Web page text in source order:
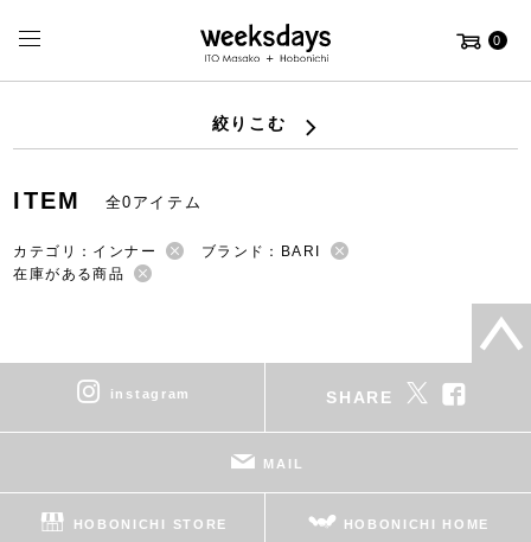
0
絞りこむ
ITEM 全0アイテム
カテゴリ：インナー
ブランド：BARI
在庫がある商品
instagram SHARE
MAIL
HOBONICHI STORE HOBONICHI HOME